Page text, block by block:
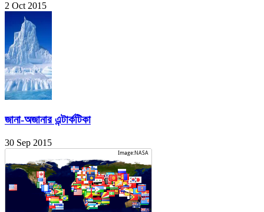
2 Oct 2015
জানা-অজানার এন্টার্কটিকা
30 Sep 2015